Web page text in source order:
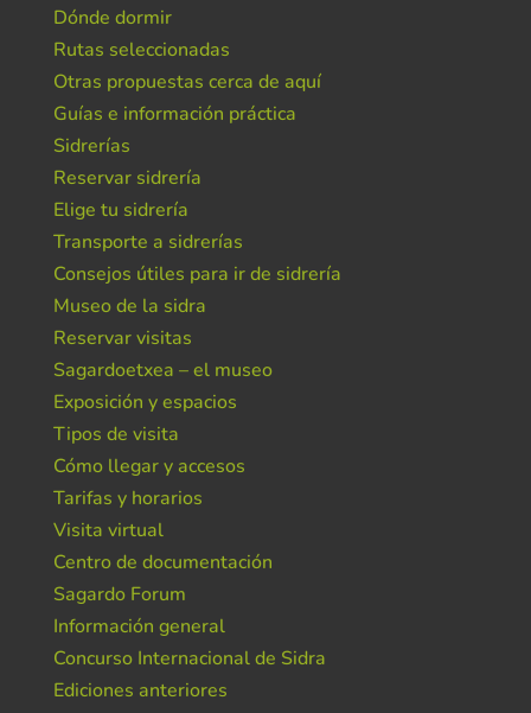
Dónde dormir
Rutas seleccionadas
Otras propuestas cerca de aquí
Guías e información práctica
Sidrerías
Reservar sidrería
Elige tu sidrería
Transporte a sidrerías
Consejos útiles para ir de sidrería
Museo de la sidra
Reservar visitas
Sagardoetxea – el museo
Exposición y espacios
Tipos de visita
Cómo llegar y accesos
Tarifas y horarios
Visita virtual
Centro de documentación
Sagardo Forum
Información general
Concurso Internacional de Sidra
Ediciones anteriores